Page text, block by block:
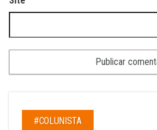
#COLUNISTA